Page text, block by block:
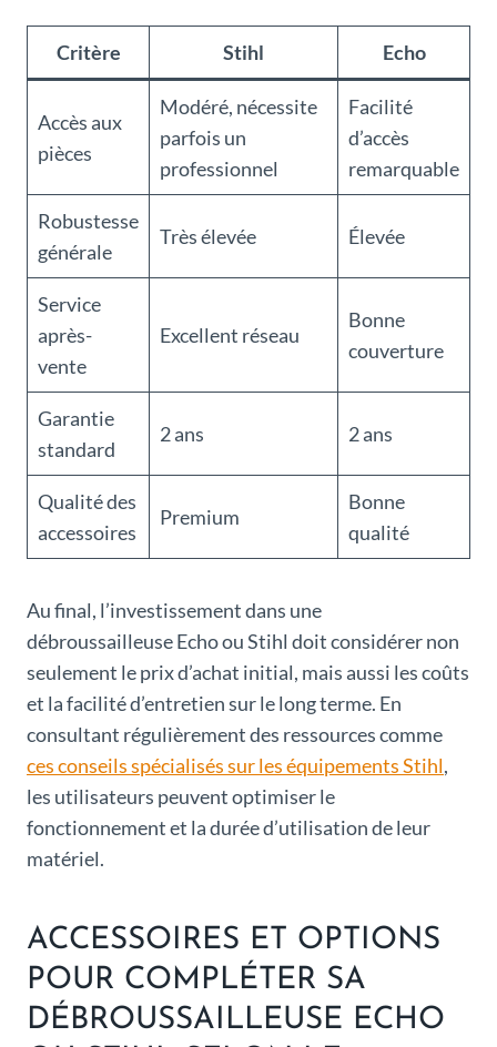
Critère Stihl Echo
Accès aux
pièces
Modéré, nécessite
parfois un
professionnel
Facilité
d’accès
remarquable
Robustesse
générale
Très élevée Élevée
Service
après-
vente
Excellent réseau
Bonne
couverture
Garantie
standard
2 ans 2 ans
Qualité des
accessoires
Premium
Bonne
qualité
Au final, l’investissement dans une
débroussailleuse Echo ou Stihl doit considérer non
seulement le prix d’achat initial, mais aussi les coûts
et la facilité d’entretien sur le long terme. En
consultant régulièrement des ressources comme
ces conseils spécialisés sur les équipements Stihl,
les utilisateurs peuvent optimiser le
fonctionnement et la durée d’utilisation de leur
matériel.
ACCESSOIRES ET OPTIONS
POUR COMPLÉTER SA
DÉBROUSSAILLEUSE ECHO